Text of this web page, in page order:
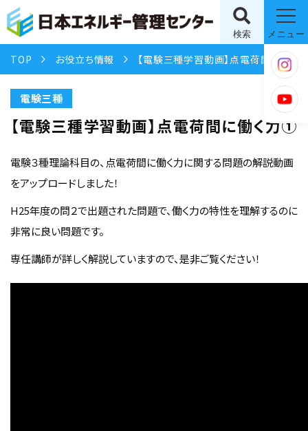
検索 メニュー
TOP お役立ち情報 【電験三種学習動画】点電荷間に働く力①
電験三種
【電験三種学習動画】点電荷間に働く力①
電験３種理論科目の、点電荷間に働く力に関する問題の解説動画
をアップロードしました！
H25年度の問２で出題された問題で、働く力の特性を理解するのに
非常に良い問題です。
専任講師が詳しく解説していますので、是非ご覧ください！